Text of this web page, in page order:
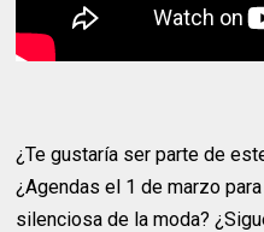
¿Te gustaría ser parte de
¿Agendas el 1 de marzo
silenciosa de la moda?